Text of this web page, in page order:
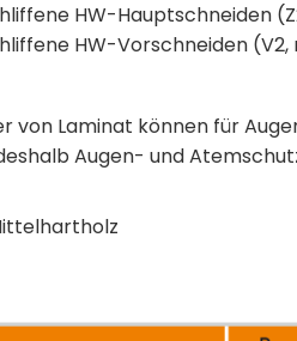
HW-Hauptschneiden
HW-Vorschneiden
von Laminat können für
Augen- und